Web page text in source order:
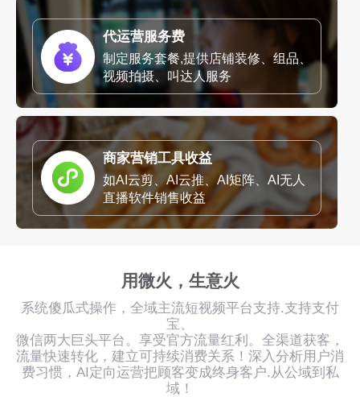
代运营服务费
制定服务套餐,提供店铺装修、组品、
视频拍摄、叫达人服务
商家营销工具收益
如AI云剪、AI云推、AI矩阵、AI无人
直播软件销售收益
用微火，生意火
系统傻瓜式操作，全域主流短视频平台支持.支持支付
宝、
微信两大巨头平台。享受官方流量红利。全渠道获客，
流量快速转化，建立可持续消费关系！深入分析用户消
费习惯，AI定向运营把顾客变成终身客户.从公域到私
域！